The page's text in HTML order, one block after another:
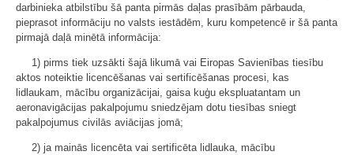
darbinieka atbilstību šā panta pirmās daļas prasībām pārbauda,
pieprasot informāciju no valsts iestādēm, kuru kompetencē ir šā panta
pirmajā daļā minētā informācija:
1) pirms tiek uzsākti šajā likumā vai Eiropas Savienības tiesību
aktos noteiktie licencēšanas vai sertificēšanas procesi, kas
lidlaukam, mācību organizācijai, gaisa kuģu ekspluatantam un
aeronavigācijas pakalpojumu sniedzējam dotu tiesības sniegt
pakalpojumus civilās aviācijas jomā;
2) ja mainās licencēta vai sertificēta lidlauka, mācību